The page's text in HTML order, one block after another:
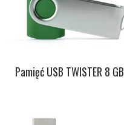
Pamięć USB TWISTER 8 GB